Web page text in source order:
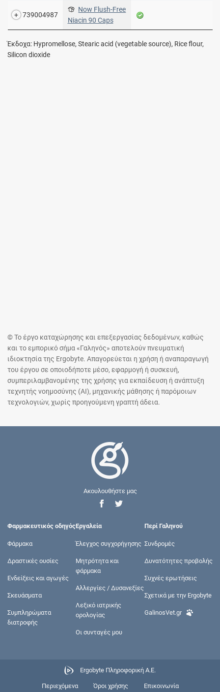
739004987
Now Flush-Free
Niacin 90 Caps
Έκδοχα: Hypromellose, Stearic acid (vegetable source), Rice flour,
Silicon dioxide
© Το έργο καταχώρησης και επεξεργασίας δεδομένων, καθώς
και το εμπορικό σήμα «Γαληνός» αποτελούν πνευματική
ιδιοκτησία της Ergobyte. Απαγορεύεται η χρήση ή αναπαραγωγή
του έργου σε οποιοδήποτε μέσο, εφαρμογή ή συσκευή,
συμπεριλαμβανομένης της χρήσης για εκπαίδευση ή ανάπτυξη
τεχνητής νοημοσύνης (AI), μηχανικής μάθησης ή παρόμοιων
τεχνολογιών, χωρίς προηγούμενη γραπτή άδεια.
Ακουλουθήστε μας
Φαρμακευτικός οδηγός
Φάρμακα
Δραστικές ουσίες
Ενδείξεις και αγωγές
Σκευάσματα
Συμπληρώματα
διατροφής
Εργαλεία
Έλεγχος συγχορήγησης
Μητρότητα και
φάρμακα
Αλλεργίες / Δυσανεξίες
Λεξικό ιατρικής
ορολογίας
Οι συνταγές μου
Περί Γαληνού
Συνδρομές
Δυνατότητες προβολής
Συχνές ερωτήσεις
Σχετικά με την Ergobyte
GalinosVet.gr
Ergobyte Πληροφορική Α.Ε.
Περιεχόμενα Όροι χρήσης Επικοινωνία